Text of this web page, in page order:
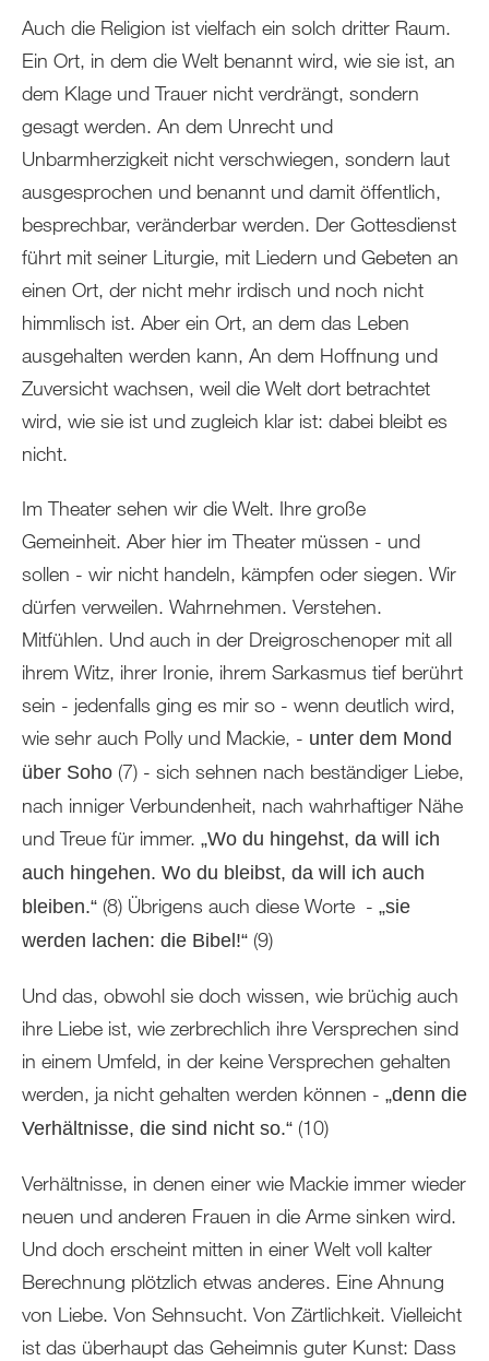
Auch die Religion ist vielfach ein solch dritter Raum.
Ein Ort, in dem die Welt benannt wird, wie sie ist, an
dem Klage und Trauer nicht verdrängt, sondern
gesagt werden. An dem Unrecht und
Unbarmherzigkeit nicht verschwiegen, sondern laut
ausgesprochen und benannt und damit öffentlich,
besprechbar, veränderbar werden. Der Gottesdienst
führt mit seiner Liturgie, mit Liedern und Gebeten an
einen Ort, der nicht mehr irdisch und noch nicht
himmlisch ist. Aber ein Ort, an dem das Leben
ausgehalten werden kann, An dem Hoffnung und
Zuversicht wachsen, weil die Welt dort betrachtet
wird, wie sie ist und zugleich klar ist: dabei bleibt es
nicht.
Im Theater sehen wir die Welt. Ihre große
Gemeinheit. Aber hier im Theater müssen - und
sollen - wir nicht handeln, kämpfen oder siegen. Wir
dürfen verweilen. Wahrnehmen. Verstehen.
Mitfühlen. Und auch in der Dreigroschenoper mit all
ihrem Witz, ihrer Ironie, ihrem Sarkasmus tief berührt
sein - jedenfalls ging es mir so - wenn deutlich wird,
wie sehr auch Polly und Mackie, - unter dem Mond
über Soho (7) - sich sehnen nach beständiger Liebe,
nach inniger Verbundenheit, nach wahrhaftiger Nähe
und Treue für immer. „Wo du hingehst, da will ich
auch hingehen. Wo du bleibst, da will ich auch
bleiben.“ (8) Übrigens auch diese Worte - „sie
werden lachen: die Bibel!“ (9)
Und das, obwohl sie doch wissen, wie brüchig auch
ihre Liebe ist, wie zerbrechlich ihre Versprechen sind
in einem Umfeld, in der keine Versprechen gehalten
werden, ja nicht gehalten werden können - „denn die
Verhältnisse, die sind nicht so.“ (10)
Verhältnisse, in denen einer wie Mackie immer wieder
neuen und anderen Frauen in die Arme sinken wird.
Und doch erscheint mitten in einer Welt voll kalter
Berechnung plötzlich etwas anderes. Eine Ahnung
von Liebe. Von Sehnsucht. Von Zärtlichkeit. Vielleicht
ist das überhaupt das Geheimnis guter Kunst: Dass